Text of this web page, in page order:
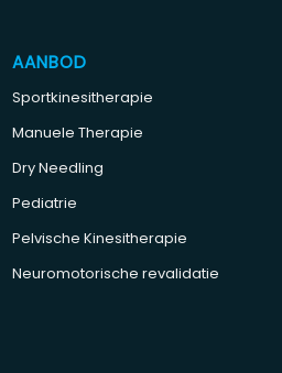
AANBOD
Sportkinesitherapie
Manuele Therapie
Dry Needling
Pediatrie
Pelvische Kinesitherapie
Neuromotorische revalidatie